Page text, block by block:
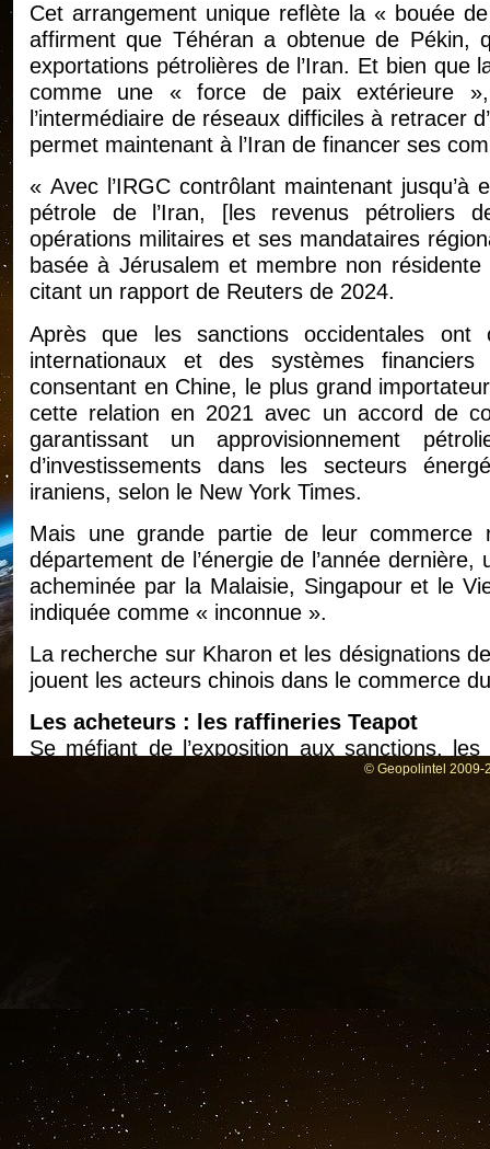
Cet arrangement unique reflète la « bouée
affirment que Téhéran a obtenue de Pékin,
exportations pétrolières de l’Iran. Et bien que
comme une « force de paix extérieure
l’intermédiaire de réseaux difficiles à retracer
permet maintenant à l’Iran de financer ses
« Avec l’IRGC contrôlant maintenant
pétrole de l’Iran, [les revenus pétroliers
opérations militaires et ses mandataires
basée à Jérusalem et membre non
citant un rapport de Reuters de 2024.
Après que les sanctions occidentales ont
internationaux et des systèmes
consentant en Chine, le plus grand
cette relation en 2021 avec un accord de
garantissant un approvisionnement
d’investissements dans les secteurs
iraniens, selon le New York Times.
Mais une grande partie de leur commerce
département de l’énergie de l’année
acheminée par la Malaisie, Singapour et le
indiquée comme « inconnue ».
La recherche sur Kharon et les désignations
jouent les acteurs chinois dans le commerce
Les acheteurs : les raffineries Teapot
Se méfiant de l’exposition aux sanctions,
renoncé à acheter du brut iranien après le
Nikoladze, directrice associée au Centre
raffineurs « présentent un risque systémique
Pourtant, les recherches de Kharon
« indépendantes » ne saisit pas toute la
propriété privée, ces raffineries sont
© Geopolintel 2009-